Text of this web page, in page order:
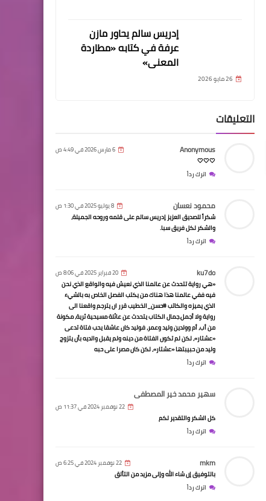
إدريس سالم يحاور مازن
عرفة في كتابه «مطاردة
المعنى»
26 مايو 2026
التعليقات
Anonymous 6 مارس 2026 في 4:49 ص
🤍🤍🤍
اترك رداً
محمود نعسان 8 يوليو 2025 في 1:30 ص
شكراً للصديق العزيز إدريس سالم على قلمه وروحه الجميلة،
والشكر لكل فريق سبا.
اترك رداً
ku7do 20 فبراير 2025 في 8:06 ص
«هي رواية تتحدث عن عالمنا الذي نعيش فيه والواقع الذي نحن
فيه ففي عالمنا هذا هناك من يكتب الفصل الخاص به بالشيء
الذي يميزه والكاتب #حسن_الخطيب قرر ان يترجم واقعنا الى
رواية ولا أجمل.جمال الكتاب يتحدث عن عائلة مسيحية ثرية، مكونة
من أب، أم وولدين وليد وعمر، فوليد كان عاشقا يحب فتاة تدعى
«عشتار»، لكن لم تكون الفتاة من دينه ولم يقبل والديه بأن يتزوج
وليد من حبيبتها «عشتار»، لكن كان مصرا على حبه
اترك رداً
سهير محمد خير المصطفى
22 نوفمبر 2024 في 11:37 ص
كل الشكر والتقدير لكم
اترك رداً
mkm 22 نوفمبر 2024 في 6:25 ص
بالتوفيق إن شاء الله وإلى مزيد من التألق
اترك رداً